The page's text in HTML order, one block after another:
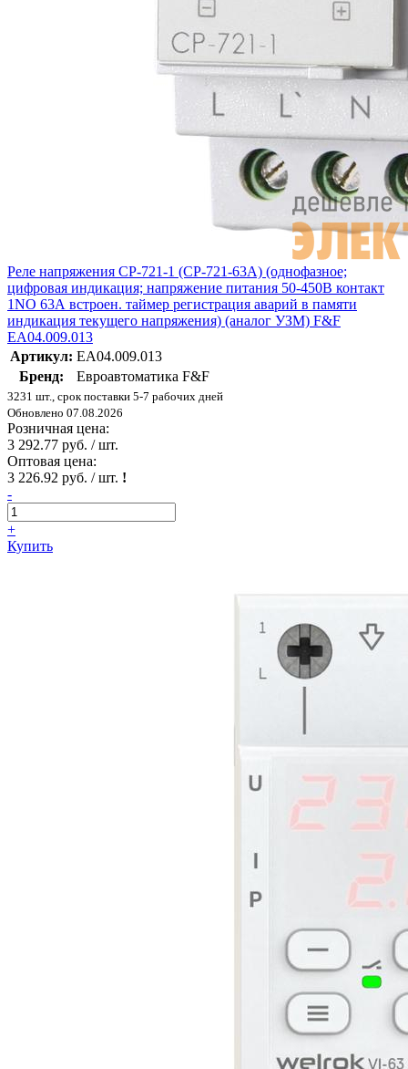
Реле напряжения CP-721-1 (CP-721-63A) (однофазное;
цифровая индикация; напряжение питания 50-450В контакт
1NO 63А встроен. таймер регистрация аварий в памяти
индикация текущего напряжения) (аналог УЗМ) F&F
EA04.009.013
Артикул: EA04.009.013
Бренд:
Евроавтоматика F&F
3231 шт., срок поставки 5-7 рабочих дней
Обновлено 07.08.2026
Розничная цена:
3 292.77 руб. / шт.
Оптовая цена:
3 226.92 руб. / шт. !
-
+
Купить